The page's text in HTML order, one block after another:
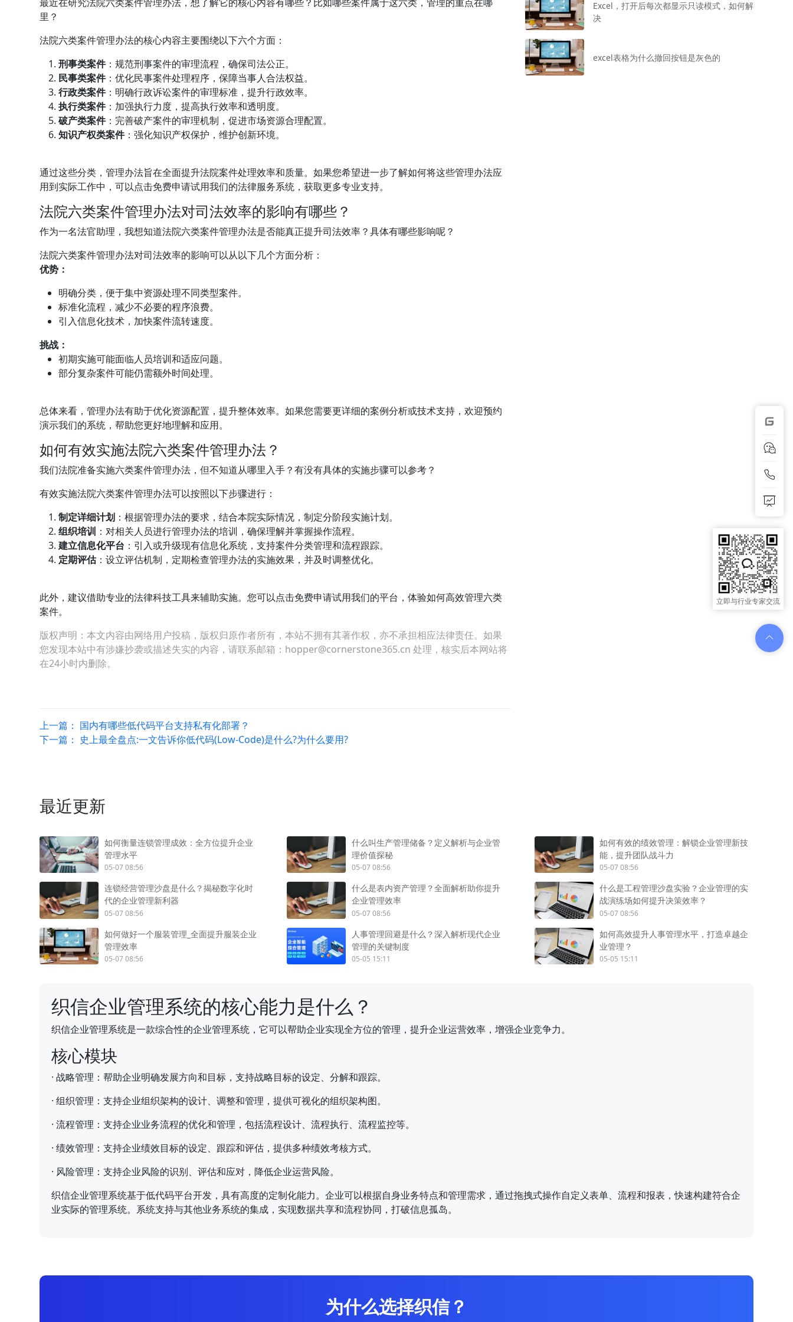
里？
法院六类案件管理办法的核心内容主要围绕以下六个方面：
刑事类案件：规范刑事案件的审理流程，确保司法公正。
民事类案件：优化民事案件处理程序，保障当事人合法权益。
行政类案件：明确行政诉讼案件的审理标准，提升行政效率。
执行类案件：加强执行力度，提高执行效率和透明度。
破产类案件：完善破产案件的审理机制，促进市场资源合理配置。
知识产权类案件：强化知识产权保护，维护创新环境。
通过这些分类，管理办法旨在全面提升法院案件处理效率和质量。如果您希望进一步了解如何将这些管理办法应
用到实际工作中，可以点击免费申请试用我们的法律服务系统，获取更多专业支持。
法院六类案件管理办法对司法效率的影响有哪些？
作为一名法官助理，我想知道法院六类案件管理办法是否能真正提升司法效率？具体有哪些影响呢？
法院六类案件管理办法对司法效率的影响可以从以下几个方面分析：
优势：
明确分类，便于集中资源处理不同类型案件。
标准化流程，减少不必要的程序浪费。
引入信息化技术，加快案件流转速度。
挑战：
初期实施可能面临人员培训和适应问题。
部分复杂案件可能仍需额外时间处理。
总体来看，管理办法有助于优化资源配置，提升整体效率。如果您需要更详细的案例分析或技术支持，欢迎预约
演示我们的系统，帮助您更好地理解和应用。
如何有效实施法院六类案件管理办法？
我们法院准备实施六类案件管理办法，但不知道从哪里入手？有没有具体的实施步骤可以参考？
有效实施法院六类案件管理办法可以按照以下步骤进行：
制定详细计划 ：根据管理办法的要求，结合本院实际情况，制定分阶段实施计划。
组织培训 ：对相关人员进行管理办法的培训，确保理解并掌握操作流程。
建立信息化平台 ：引入或升级现有信息化系统，支持案件分类管理和流程跟踪。
定期评估：设立评估机制，定期检查管理办法的实施效果，并及时调整优化。
此外，建议借助专业的法律科技工具来辅助实施。您可以点击免费申请试用我们的平台，体验如何高效管理六类
案件。
版权声明：本文内容由网络用户投稿，版权归原作者所有，本站不拥有其著作权，亦不承担相应法律责任。如果
您发现本站中有涉嫌抄袭或描述失实的内容，请联系邮箱：hopper@cornerstone365.cn 处理，核实后本网站将
在24小时内删除。
上一篇： 国内有哪些低代码平台支持私有化部署？
下一篇： 史上最全盘点:一文告诉你低代码(Low-Code)是什么?为什么要用?
Excel，打开后每次都显示只读模式，如何解
决
excel表格为什么撤回按钮是灰色的
最近更新
如何衡量连锁管理成效：全方位提升企业
管理水平
05-07 08:56
什么叫生产管理储备？定义解析与企业管
理价值探秘
05-07 08:56
如何有效的绩效管理：解锁企业管理新技
能，提升团队战斗力
05-07 08:56
连锁经营管理沙盘是什么？揭秘数字化时
代的企业管理新利器
05-07 08:56
什么是表内资产管理？全面解析助你提升
企业管理效率
05-07 08:56
什么是工程管理沙盘实验？企业管理的实
战演练场如何提升决策效率？
05-07 08:56
如何做好一个服装管理_全面提升服装企业
管理效率
05-07 08:56
人事管理回避是什么？深入解析现代企业
管理的关键制度
05-05 15:11
如何高效提升人事管理水平，打造卓越企
业管理？
05-05 15:11
织信企业管理系统的核心能力是什么？
织信企业管理系统是一款综合性的企业管理系统，它可以帮助企业实现全方位的管理，提升企业运营效率，增强企业竞争力。
核心模块
·战略管理：帮助企业明确发展方向和目标，支持战略目标的设定、分解和跟踪。
·组织管理：支持企业组织架构的设计、调整和管理，提供可视化的组织架构图。
·流程管理：支持企业业务流程的优化和管理，包括流程设计、流程执行、流程监控等。
·绩效管理：支持企业绩效目标的设定、跟踪和评估，提供多种绩效考核方式。
· 风险管理：支持企业风险的识别、评估和应对，降低企业运营风险。
织信企业管理系统基于低代码平台开发，具有高度的定制化能力。企业可以根据自身业务特点和管理需求，通过拖拽式操作自定义表单、流程和报表，快速构建符合企
业实际的管理系统。系统支持与其他业务系统的集成，实现数据共享和流程协同，打破信息孤岛。
为什么选择织信？
立即与行业专家交流